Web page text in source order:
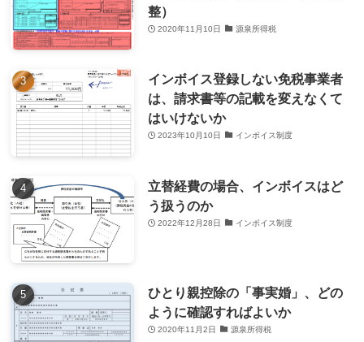
整）
2020年11月10日 源泉所得税
インボイス登録しない免税事業者
は、請求書等の記載を変えなくて
はいけないか
2023年10月10日 インボイス制度
立替経費の場合、インボイスはど
う扱うのか
2022年12月28日 インボイス制度
ひとり親控除の「事実婚」、どの
ように確認すればよいか
2020年11月2日 源泉所得税